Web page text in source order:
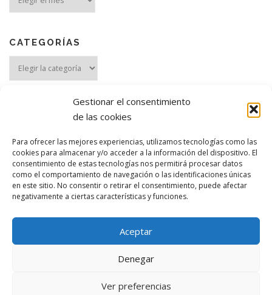
Gestionar el consentimiento
de las cookies
Para ofrecer las mejores experiencias, utilizamos tecnologías como las
cookies para almacenar y/o acceder a la información del dispositivo. El
consentimiento de estas tecnologías nos permitirá procesar datos
como el comportamiento de navegación o las identificaciones únicas
en este sitio. No consentir o retirar el consentimiento, puede afectar
negativamente a ciertas características y funciones.
Aceptar
Denegar
Ver preferencias
CATEGORÍAS
MANTENTE ACTUALIZADO